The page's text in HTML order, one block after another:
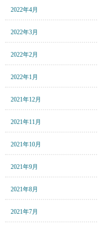
2022年4月
2022年3月
2022年2月
2022年1月
2021年12月
2021年11月
2021年10月
2021年9月
2021年8月
2021年7月